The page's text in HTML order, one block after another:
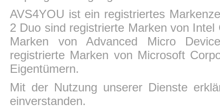
AVS4YOU ist ein registriertes
2 Duo sind registrierte Marken von
Marken von Advanced Micro
registrierte Marken von Microsoft
Eigentümern.
Mit der Nutzung unserer Dienste
einverstanden.